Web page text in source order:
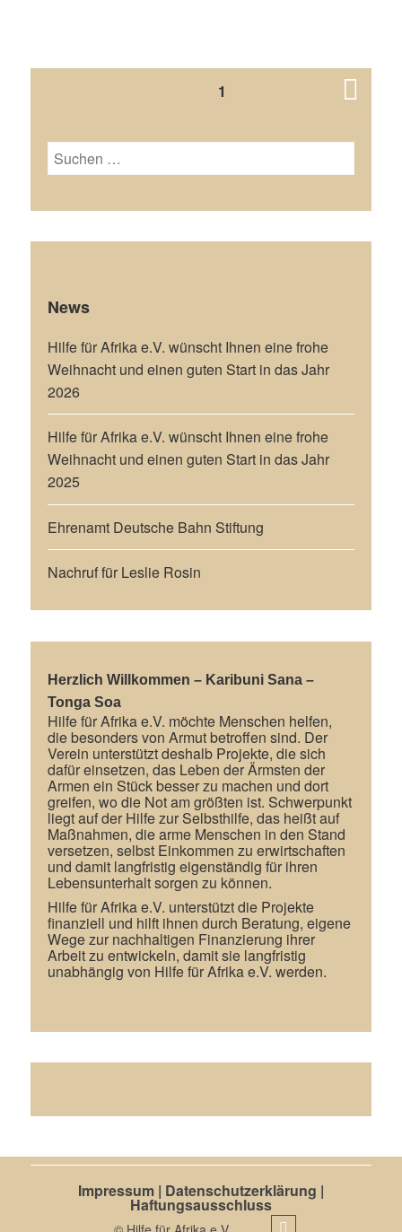
1
Next
Suchen
nach:
News
Hilfe für Afrika e.V. wünscht Ihnen eine frohe
Weihnacht und einen guten Start in das Jahr
2026
Hilfe für Afrika e.V. wünscht Ihnen eine frohe
Weihnacht und einen guten Start in das Jahr
2025
Ehrenamt Deutsche Bahn Stiftung
Nachruf für Leslie Rosin
Herzlich Willkommen – Karibuni Sana –
Tonga Soa
Hilfe für Afrika e.V. möchte Menschen helfen,
die besonders von Armut betroffen sind. Der
Verein unterstützt deshalb Projekte, die sich
dafür einsetzen, das Leben der Ärmsten der
Armen ein Stück besser zu machen und dort
greifen, wo die Not am größten ist. Schwerpunkt
liegt auf der Hilfe zur Selbsthilfe, das heißt auf
Maßnahmen, die arme Menschen in den Stand
versetzen, selbst Einkommen zu erwirtschaften
und damit langfristig eigenständig für ihren
Lebensunterhalt sorgen zu können.
Hilfe für Afrika e.V. unterstützt die Projekte
finanziell und hilft ihnen durch Beratung, eigene
Wege zur nachhaltigen Finanzierung ihrer
Arbeit zu entwickeln, damit sie langfristig
unabhängig von Hilfe für Afrika e.V. werden.
Impressum | Datenschutzerklärung |
Haftungsausschluss